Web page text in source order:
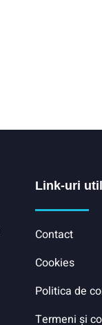
Link-uri
Contact
Cookies
Politica de
Termeni și